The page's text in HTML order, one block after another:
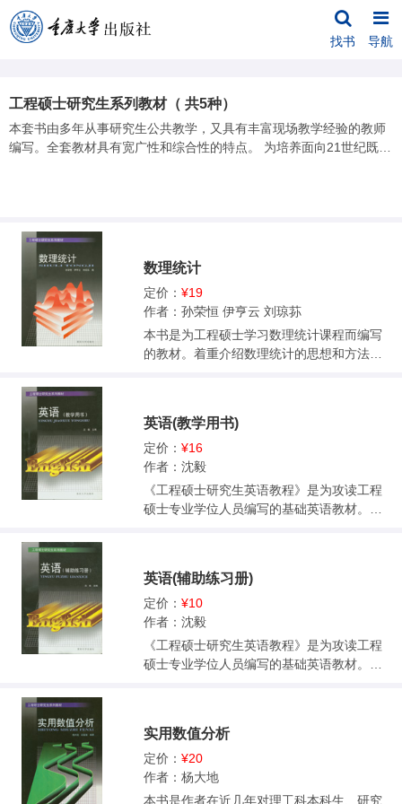
找书 导航
工程硕士研究生系列教材（ 共5种）
本套书由多年从事研究生公共教学，又具有丰富现场教学经验的教师
编写。全套教材具有宽广性和综合性的特点。 为培养面向21世纪既有
数理统计
定价： ¥19
作者：孙荣恒 伊亨云 刘琼荪
本书是为工程硕士学习数理统计课程而编写
的教材。着重介绍数理统计的思想和方法。
一定的了解可以跳过第一章，直接从第二章
开始。除第一章外，每章后附有适量的习
题，书后附有答案。本书力求深入浅出，通
俗易懂。也可作为理、工科本科生和工程技
术人员的参考书。
英语(教学用书)
定价： ¥16
作者：沈毅
《工程硕士研究生英语教程》是为攻读工程
硕士专业学位人员编写的基础英语教材。根
教材既强调词汇、语法等语言基础知识的复
习、巩固和系统化，又注意培养学生应用英
语获取信息的能力，突出读、写和英译汉的
训练，兼顾听说练习，使学生在学完基础英
语之后，具有扎实的语言基础知识和熟练运
业书刊打下良好的基础。本教材材料全部选
自英语原版外国书刊或课本，题材广泛，内
容新颖，语言规范，力求融思想性、科学
性、知识性、时代性和趣味性于一体。本教
英语(辅助练习册)
定价： ¥10
作者：沈毅
《工程硕士研究生英语教程》是为攻读工程
硕士专业学位人员编写的基础英语教材。根
教材既强调词汇、语法等语言基础知识的复
习、巩固和系统化，又注意培养学生应用英
语获取信息的能力，突出读、写和英译汉的
训练，兼顾听说练习，使学生在学完基础英
实用数值分析
定价： ¥20
作者：杨大地
本书是作者在近几年对理工科本科生、研究